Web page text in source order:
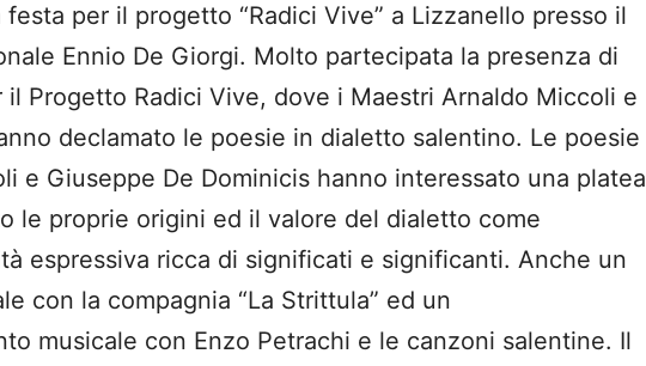
festa per il progetto “Radici Vive” a Lizzanello presso il
Ennio De Giorgi. Molto partecipata la presenza di
Progetto Radici Vive, dove i Maestri Arnaldo Miccoli e
declamato le poesie in dialetto salentino. Le poesie
e Giuseppe De Dominicis hanno interessato una platea
le proprie origini ed il valore del dialetto come
espressiva ricca di significati e significanti. Anche un
con la compagnia “La Strittula” ed un
musicale con Enzo Petrachi e le canzoni salentine. Il